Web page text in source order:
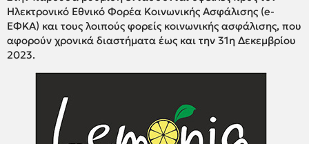
Ηλεκτρονικό Εθνικό Φορέα Κοινωνικής Ασφάλισης (e-
ΕΦΚΑ) και τους λοιπούς φορείς κοινωνικής ασφάλισης, που
αφορούν χρονικά διαστήματα έως και την 31η Δεκεμβρίου
2023.